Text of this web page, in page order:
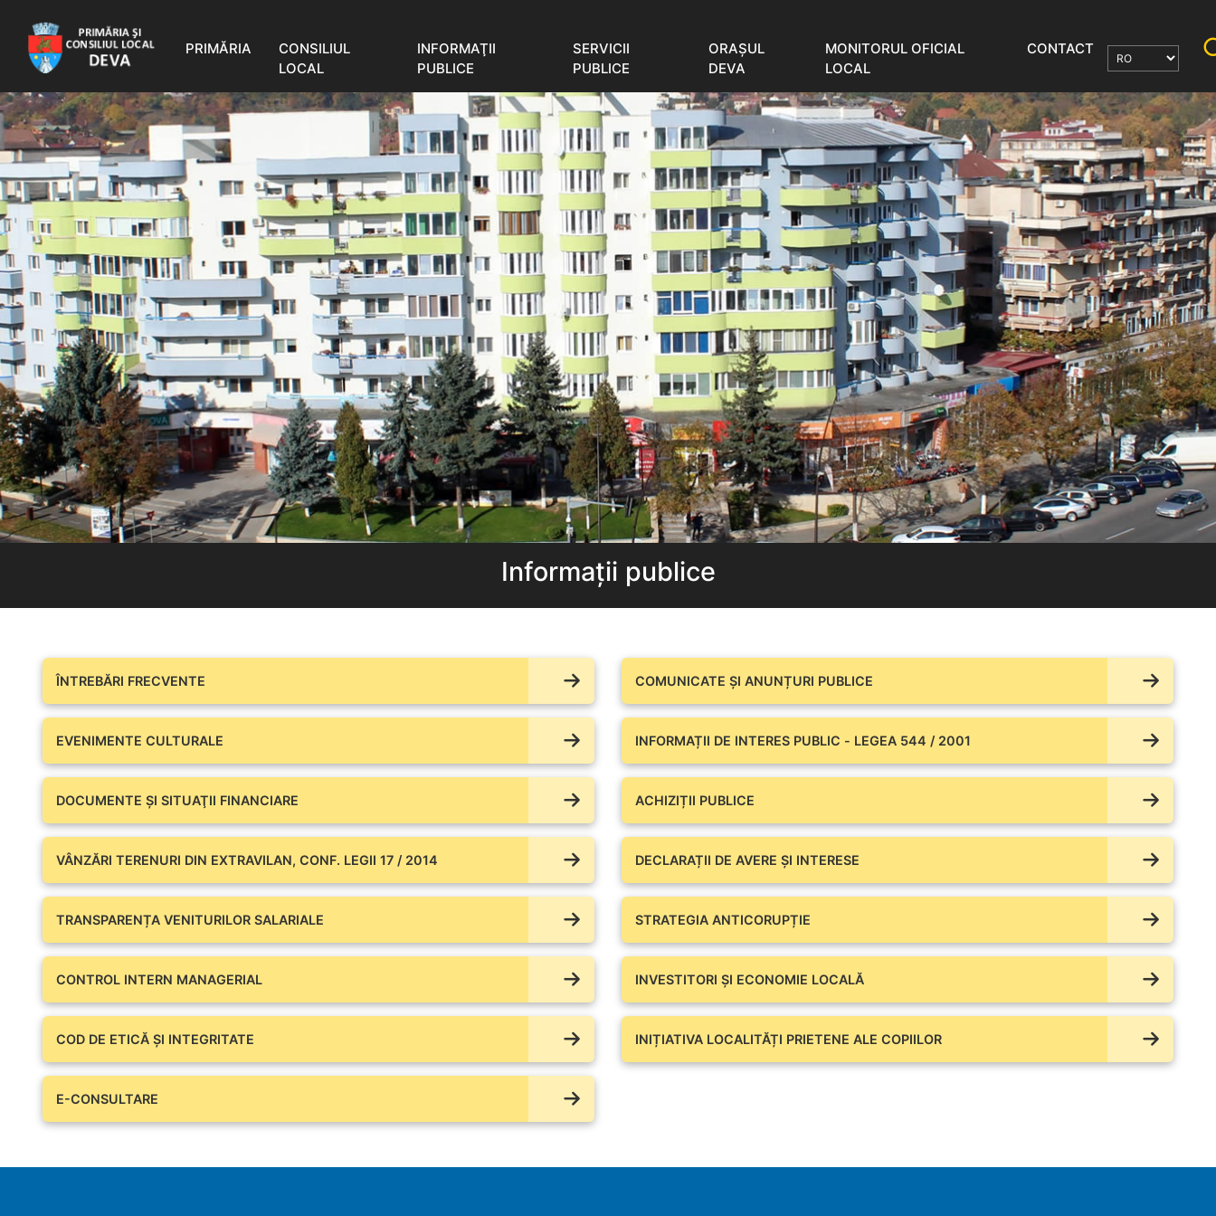
PRIMĂRIA
CONSILIUL
LOCAL
INFORMAŢII
PUBLICE
SERVICII
PUBLICE
ORAŞUL
DEVA
MONITORUL OFICIAL
LOCAL
CONTACT
Informații publice
ÎNTREBĂRI FRECVENTE COMUNICATE ŞI ANUNȚURI PUBLICE
EVENIMENTE CULTURALE INFORMAȚII DE INTERES PUBLIC - LEGEA 544 / 2001
DOCUMENTE ŞI SITUAŢII FINANCIARE ACHIZIȚII PUBLICE
VÂNZĂRI TERENURI DIN EXTRAVILAN, CONF. LEGII 17 / 2014 DECLARAȚII DE AVERE ŞI INTERESE
TRANSPARENȚA VENITURILOR SALARIALE STRATEGIA ANTICORUPȚIE
CONTROL INTERN MANAGERIAL INVESTITORI ȘI ECONOMIE LOCALĂ
COD DE ETICĂ ȘI INTEGRITATE INIȚIATIVA LOCALITĂȚI PRIETENE ALE COPIILOR
E-CONSULTARE